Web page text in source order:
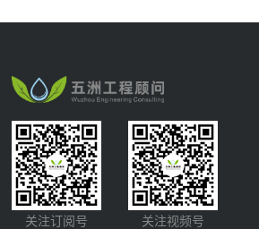
关注订阅号 关注视频号